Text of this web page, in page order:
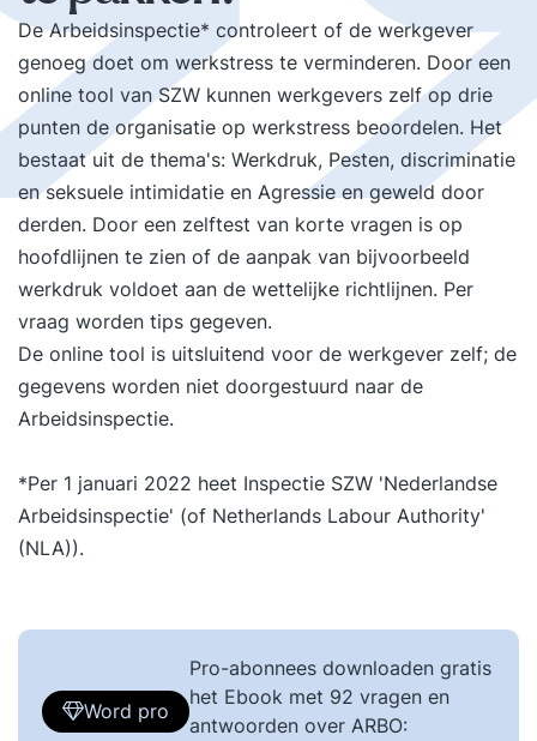
De Arbeidsinspectie* controleert of de werkgever
genoeg doet om werkstress te verminderen. Door een
online tool van SZW kunnen werkgevers zelf op drie
punten de organisatie op werkstress beoordelen. Het
bestaat uit de thema's: Werkdruk, Pesten, discriminatie
en seksuele intimidatie en Agressie en geweld door
derden. Door een zelftest van korte vragen is op
hoofdlijnen te zien of de aanpak van bijvoorbeeld
werkdruk voldoet aan de wettelijke richtlijnen. Per
vraag worden tips gegeven.
De online tool is uitsluitend voor de werkgever zelf; de
gegevens worden niet doorgestuurd naar de
Arbeidsinspectie.
*Per 1 januari 2022 heet Inspectie SZW 'Nederlandse
Arbeidsinspectie' (of Netherlands Labour Authority'
(NLA)).
Word pro
Pro-abonnees downloaden gratis
het Ebook met 92 vragen en
antwoorden over ARBO: